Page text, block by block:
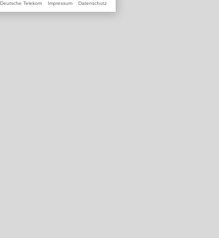
Deutsche Telekom Impressum Datenschutz